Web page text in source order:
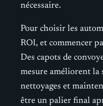
nécessaire.
Pour choisir les
ROI, et commencer
Des capots de
mesure améliorent la
nettoyages et
être un palier final